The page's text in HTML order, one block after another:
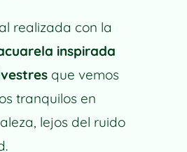
realizada con la
inspirada
que vemos
tranquilos en
lejos del ruido